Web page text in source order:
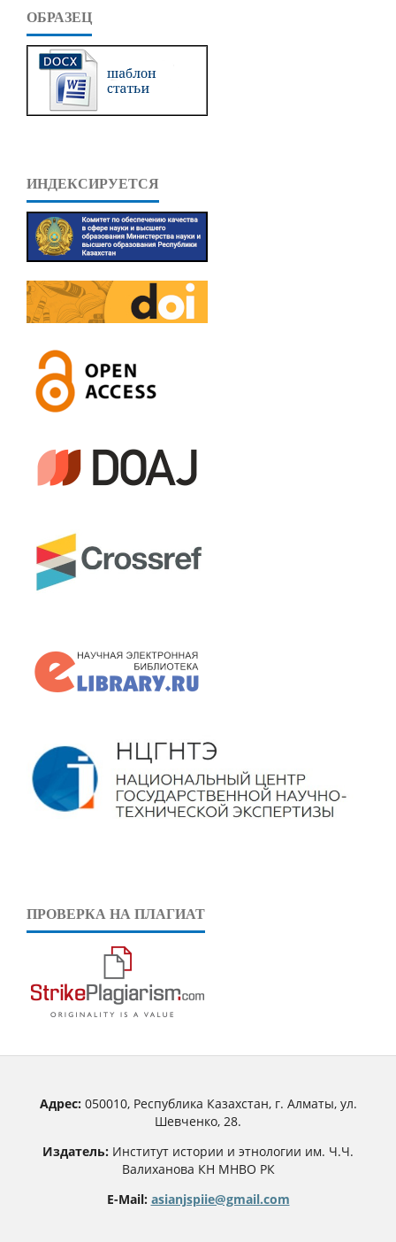
ОБРАЗЕЦ
ИНДЕКСИРУЕТСЯ
ПРОВЕРКА НА ПЛАГИАТ
Адрес:050010, Республика Казахстан, г. Алматы, ул.
Шевченко, 28.
Издатель: Институт истории и этнологии им. Ч.Ч.
Валиханова КН МНВО РК
E-Mail: asianjspiie@gmail.com